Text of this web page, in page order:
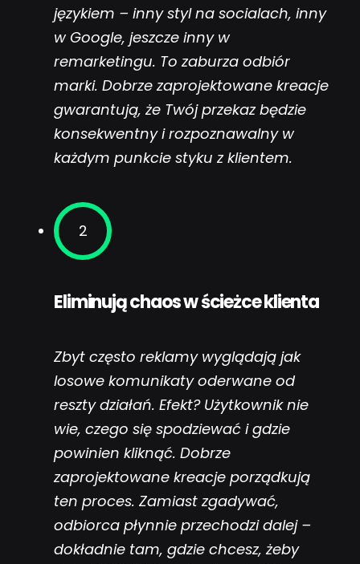
językiem – inny styl na socialach, inny
w Google, jeszcze inny w
remarketingu. To zaburza odbiór
marki. Dobrze zaprojektowane kreacje
gwarantują, że Twój przekaz będzie
konsekwentny i rozpoznawalny w
każdym punkcie styku z klientem.
2
Eliminują chaos w ścieżce klienta
Zbyt często reklamy wyglądają jak
losowe komunikaty oderwane od
reszty działań. Efekt? Użytkownik nie
wie, czego się spodziewać i gdzie
powinien kliknąć. Dobrze
zaprojektowane kreacje porządkują
ten proces. Zamiast zgadywać,
odbiorca płynnie przechodzi dalej –
dokładnie tam, gdzie chcesz, żeby